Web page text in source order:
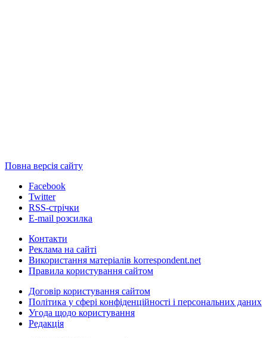
Повна версія сайту
Facebook
Twitter
RSS-стрічки
E-mail розсилка
Контакти
Реклама на сайті
Використання матеріалів korrespondent.net
Правила користування сайтом
Договір користування сайтом
Політика у сфері конфіденційності і персональних даних
Угода щодо користування
Редакція